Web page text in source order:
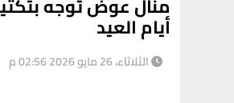
أيام العيد
الثلاثاء، 26 مايو 2026 02:56 م